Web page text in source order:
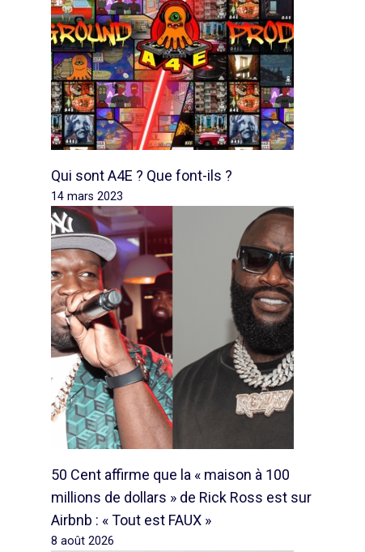
Qui sont A4E ? Que font-ils ?
14 mars 2023
50 Cent affirme que la « maison à 100
millions de dollars » de Rick Ross est sur
Airbnb : « Tout est FAUX »
8 août 2026